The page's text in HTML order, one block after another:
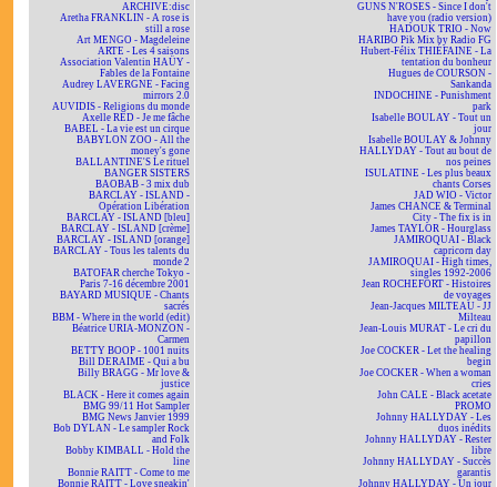
ARCHIVE:disc
Aretha FRANKLIN - A rose is
still a rose
Art MENGO - Magdeleine
ARTE - Les 4 saisons
Association Valentin HAÜY -
Fables de la Fontaine
Audrey LAVERGNE - Facing
mirrors 2.0
AUVIDIS - Religions du monde
Axelle RED - Je me fâche
BABEL - La vie est un cirque
BABYLON ZOO - All the
money's gone
BALLANTINE'S Le rituel
BANGER SISTERS
BAOBAB - 3 mix dub
BARCLAY - ISLAND -
Opération Libération
BARCLAY - ISLAND [bleu]
BARCLAY - ISLAND [crème]
BARCLAY - ISLAND [orange]
BARCLAY - Tous les talents du
monde 2
BATOFAR cherche Tokyo -
Paris 7-16 décembre 2001
BAYARD MUSIQUE - Chants
sacrés
BBM - Where in the world (edit)
Béatrice URIA-MONZON -
Carmen
BETTY BOOP - 1001 nuits
Bill DERAIME - Qui a bu
Billy BRAGG - Mr love &
justice
BLACK - Here it comes again
BMG 99/11 Hot Sampler
BMG News Janvier 1999
Bob DYLAN - Le sampler Rock
and Folk
Bobby KIMBALL - Hold the
line
Bonnie RAITT - Come to me
Bonnie RAITT - Love sneakin'
GUNS N'ROSES - Since I don't
have you (radio version)
HADOUK TRIO - Now
HARIBO Pik Mix by Radio FG
Hubert-Félix THIÉFAINE - La
tentation du bonheur
Hugues de COURSON -
Sankanda
INDOCHINE - Punishment
park
Isabelle BOULAY - Tout un
jour
Isabelle BOULAY & Johnny
HALLYDAY - Tout au bout de
nos peines
ISULATINE - Les plus beaux
chants Corses
JAD WIO - Victor
James CHANCE & Terminal
City - The fix is in
James TAYLOR - Hourglass
JAMIROQUAI - Black
capricorn day
JAMIROQUAI - High times,
singles 1992-2006
Jean ROCHEFORT - Histoires
de voyages
Jean-Jacques MILTEAU - JJ
Milteau
Jean-Louis MURAT - Le cri du
papillon
Joe COCKER - Let the healing
begin
Joe COCKER - When a woman
cries
John CALE - Black acetate
PROMO
Johnny HALLYDAY - Les
duos inédits
Johnny HALLYDAY - Rester
libre
Johnny HALLYDAY - Succès
garantis
Johnny HALLYDAY - Un jour